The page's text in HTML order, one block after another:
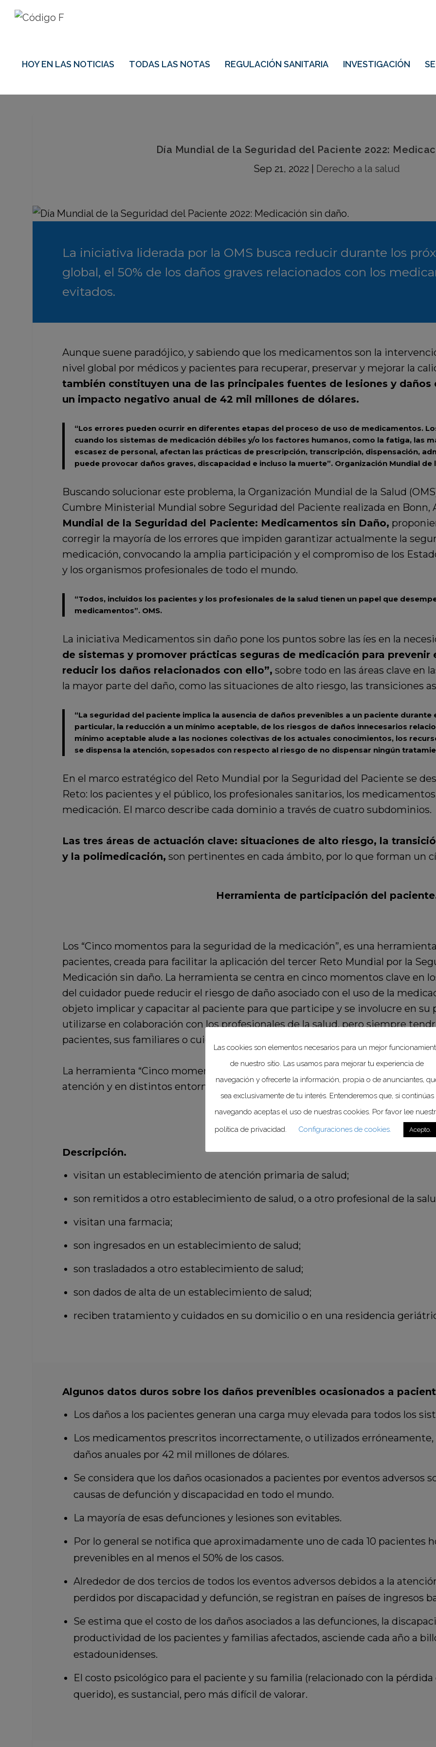
HOY EN LAS NOTICIAS TODAS LAS NOTAS REGULACIÓN SANITARIA INVESTIGACIÓN
Día Mundial de la Seguridad del Paciente 2022:
Sep 21, 2022
Derecho a la salud
La iniciativa liderada por la OMS busca reducir durante los
global, el 50% de los daños graves relacionados con los
evitados.
Aunque suene paradójico, y sabiendo que los medicamentos son la
nivel global por médicos y pacientes para recuperar, preservar y mejorar la
también constituyen una de las principales fuentes de lesiones y daños
un impacto negativo anual de 42 mil millones de dólares.
“Los errores pueden ocurrir en diferentes etapas del proceso de uso de medicamentos.
cuando los sistemas de medicación débiles y/o los factores humanos, como la fatiga, las
escasez de personal, afectan las prácticas de prescripción, transcripción, dispensación,
puede provocar daños graves, discapacidad e incluso la muerte”. Organización Mundial de
Buscando solucionar este problema, la Organización Mundial de la Salud
Cumbre Ministerial Mundial sobre Seguridad del Paciente realizada en Bonn,
Mundial de la Seguridad del Paciente: Medicamentos sin Daño,
corregir la mayoría de los errores que impiden garantizar actualmente la
medicación, convocando la amplia participación y el compromiso de los
y los organismos profesionales de todo el mundo.
“Todos, incluidos los pacientes y los profesionales de la salud tienen un papel que
medicamentos”. OMS.
La iniciativa Medicamentos sin daño pone los puntos sobre las íes en la
de sistemas y promover prácticas seguras de medicación para
reducir los daños relacionados con ello”, sobre todo en las áreas clave en
la mayor parte del daño, como las situaciones de alto riesgo, las transiciones
“La seguridad del paciente implica la ausencia de daños prevenibles a un paciente
particular, la reducción a un mínimo aceptable, de los riesgos de daños innecesarios
mínimo aceptable alude a las nociones colectivas de los actuales conocimientos, los
se dispensa la atención, sopesados con respecto al riesgo de no dispensar ningún
En el marco estratégico del Reto Mundial por la Seguridad del Paciente se
Reto: los pacientes y el público, los profesionales sanitarios, los
medicación. El marco describe cada dominio a través de cuatro subdominios.
Las tres áreas de actuación clave: situaciones de alto riesgo, la
y la polimedicación, son pertinentes en cada ámbito, por lo que forman un
Herramienta de participación del
Los “Cinco momentos para la seguridad de la medicación”, es una
pacientes, creada para facilitar la aplicación del tercer Reto Mundial por la
Medicación sin daño. La herramienta se centra en cinco momentos clave en
del cuidador puede reducir el riesgo de daño asociado con el uso de la
objeto implicar y capacitar al paciente para que participe y se involucre en su
utilizarse en colaboración con los profesionales de la salud, pero siempre
pacientes, sus familiares o cuidadores.
La herramienta “Cinco momentos para la seguridad de la medicación” puede
atención y en distintos entornos y contextos, pudiéndose aplicar, cuando los
Descripción.
visitan un establecimiento de atención primaria de salud;
son remitidos a otro establecimiento de salud, o a otro profesional de la
visitan una farmacia;
son ingresados en un establecimiento de salud;
son trasladados a otro establecimiento de salud;
son dados de alta de un establecimiento de salud;
reciben tratamiento y cuidados en su domicilio o en una residencia
Algunos datos duros sobre los daños prevenibles ocasionados a
Los daños a los pacientes generan una carga muy elevada para todos los
Los medicamentos prescritos incorrectamente, o utilizados erróneamente,
daños anuales por 42 mil millones de dólares.
Se considera que los daños ocasionados a pacientes por eventos adversos
causas de defunción y discapacidad en todo el mundo.
La mayoría de esas defunciones y lesiones son evitables.
Por lo general se notifica que aproximadamente uno de cada 10 pacientes
prevenibles en al menos el 50% de los casos.
Alrededor de dos tercios de todos los eventos adversos debidos a la
perdidos por discapacidad y defunción, se registran en países de ingresos
Se estima que el costo de los daños asociados a las defunciones, la
productividad de los pacientes y familias afectados, asciende cada año a
estadounidenses.
El costo psicológico para el paciente y su familia (relacionado con la
querido), es sustancial, pero más difícil de valorar.
Las cookies son elementos necesarios para un mejor
de nuestro sitio. Las usamos para mejorar tu experiencia de
navegación y ofrecerte la información, propia o de anunciantes,
sea exclusivamente de tu interés. Entenderemos que, si continúas
navegando aceptas el uso de nuestras cookies. Por favor lee
política de privacidad.
Configuraciones de cookies. Acepto.